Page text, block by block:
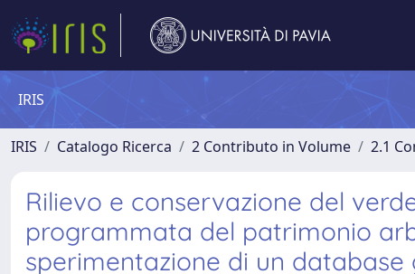
IRIS
IRIS Catalogo Ricerca 2 Contributo in Volume 2.1
Rilievo e conservazione del
programmata del patrimonio
sperimentazione di un